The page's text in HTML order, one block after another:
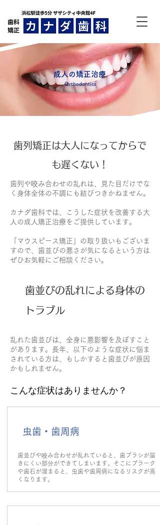
成人の矯正治療
Orthodontics
歯列矯正は大人になってからで
も遅くない！
歯列や咬み合わせの乱れは、見た目だけでな
く身体全体の不調にも結びつきかねません。
カナダ歯科では、こうした症状を改善する大
人の成人矯正治療をご提供しています。
「マウスピース矯正」の取り扱いもございま
すので、歯並びの悪さが気になるという方は
ぜひお気軽にご相談ください。
歯並びの乱れによる身体の
トラブル
乱れた歯並びは、全身に悪影響を及ぼすこと
があります。長年、以下のような症状に悩ま
されている方は、もしかすると歯並びが原因
かもしれません。
こんな症状はありませんか？
虫歯・歯周病
歯並びや咬み合わせが乱れていると、歯ブラシが届
きにくい部分ができてしまいます。そこにプラーク
や歯石が溜まると、虫歯や歯周病になるリスクが高
くなります。